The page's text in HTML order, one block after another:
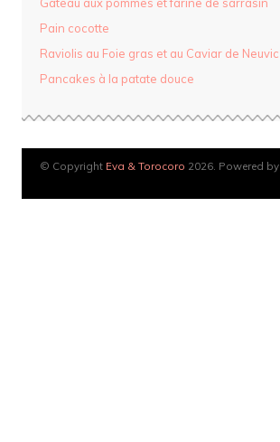
Gâteau aux pommes et farine de sarrasin
Pain cocotte
Raviolis au Foie gras et au Caviar de Neuvic
Pancakes à la patate douce
© Copyright Eva & Torocoro 2026. Powered by